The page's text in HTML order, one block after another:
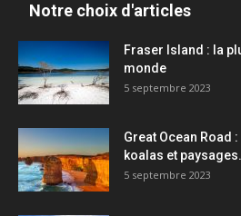
Notre choix d'articles
Fraser Island : la
monde
5 septembre 2023
Great Ocean Road
koalas et
5 septembre 2023